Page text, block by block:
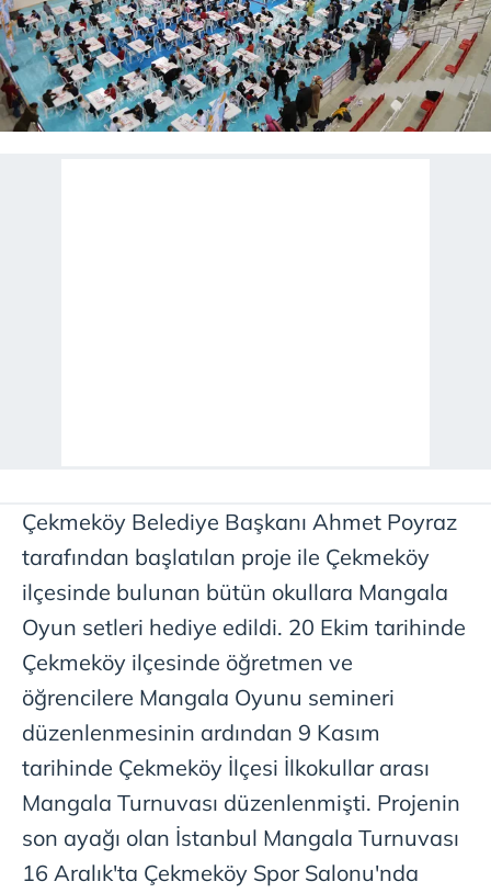
Çekmeköy Belediye Başkanı Ahmet Poyraz
tarafından başlatılan proje ile Çekmeköy
ilçesinde bulunan bütün okullara Mangala
Oyun setleri hediye edildi. 20 Ekim tarihinde
Çekmeköy ilçesinde öğretmen ve
öğrencilere Mangala Oyunu semineri
düzenlenmesinin ardından 9 Kasım
tarihinde Çekmeköy İlçesi İlkokullar arası
Mangala Turnuvası düzenlenmişti. Projenin
son ayağı olan İstanbul Mangala Turnuvası
16 Aralık'ta Çekmeköy Spor Salonu'nda